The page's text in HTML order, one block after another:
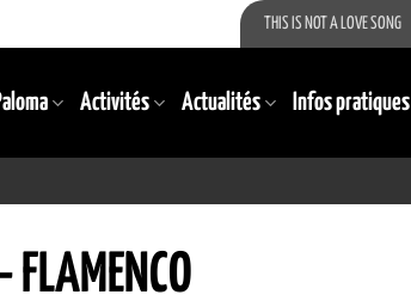
THIS IS NOT A LOVE SONG
Activités Actualités Infos pratiques